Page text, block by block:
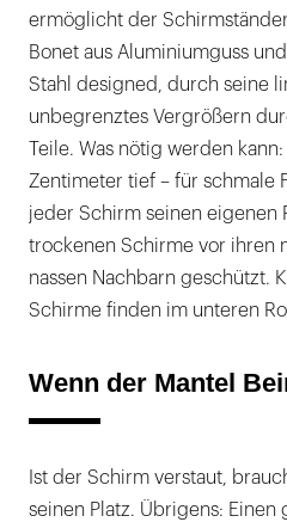
ermöglicht der Schirmständer
Bonet aus Aluminiumguss
Stahl designed, durch seine
unbegrenztes Vergrößern
Teile. Was nötig werden
Zentimeter tief – für schmale
jeder Schirm seinen eigenen
trockenen Schirme vor ihren
nassen Nachbarn geschützt.
Schirme finden im unteren
Wenn der Mantel
Ist der Schirm verstaut,
seinen Platz. Übrigens: Einen